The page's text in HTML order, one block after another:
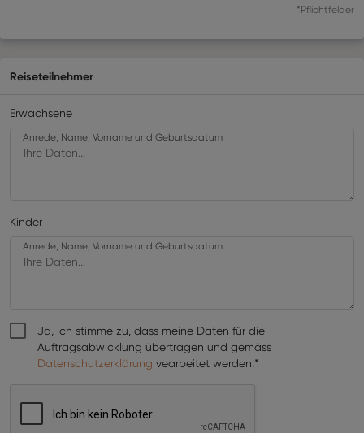
*Pflichtfelder
Reiseteilnehmer
Erwachsene
Anrede, Name, Vorname und Geburtsdatum
Kinder
Anrede, Name, Vorname und Geburtsdatum
Ja, ich stimme zu, dass meine Daten für die
Auftragsabwicklung übertragen und gemäss
Datenschutzerklärung vearbeitet werden.*